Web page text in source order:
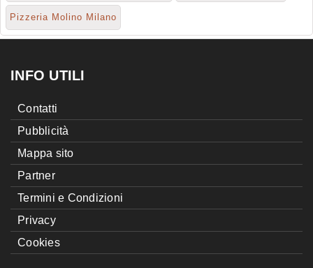
Pizzeria Molino Milano
INFO UTILI
Contatti
Pubblicità
Mappa sito
Partner
Termini e Condizioni
Privacy
Cookies